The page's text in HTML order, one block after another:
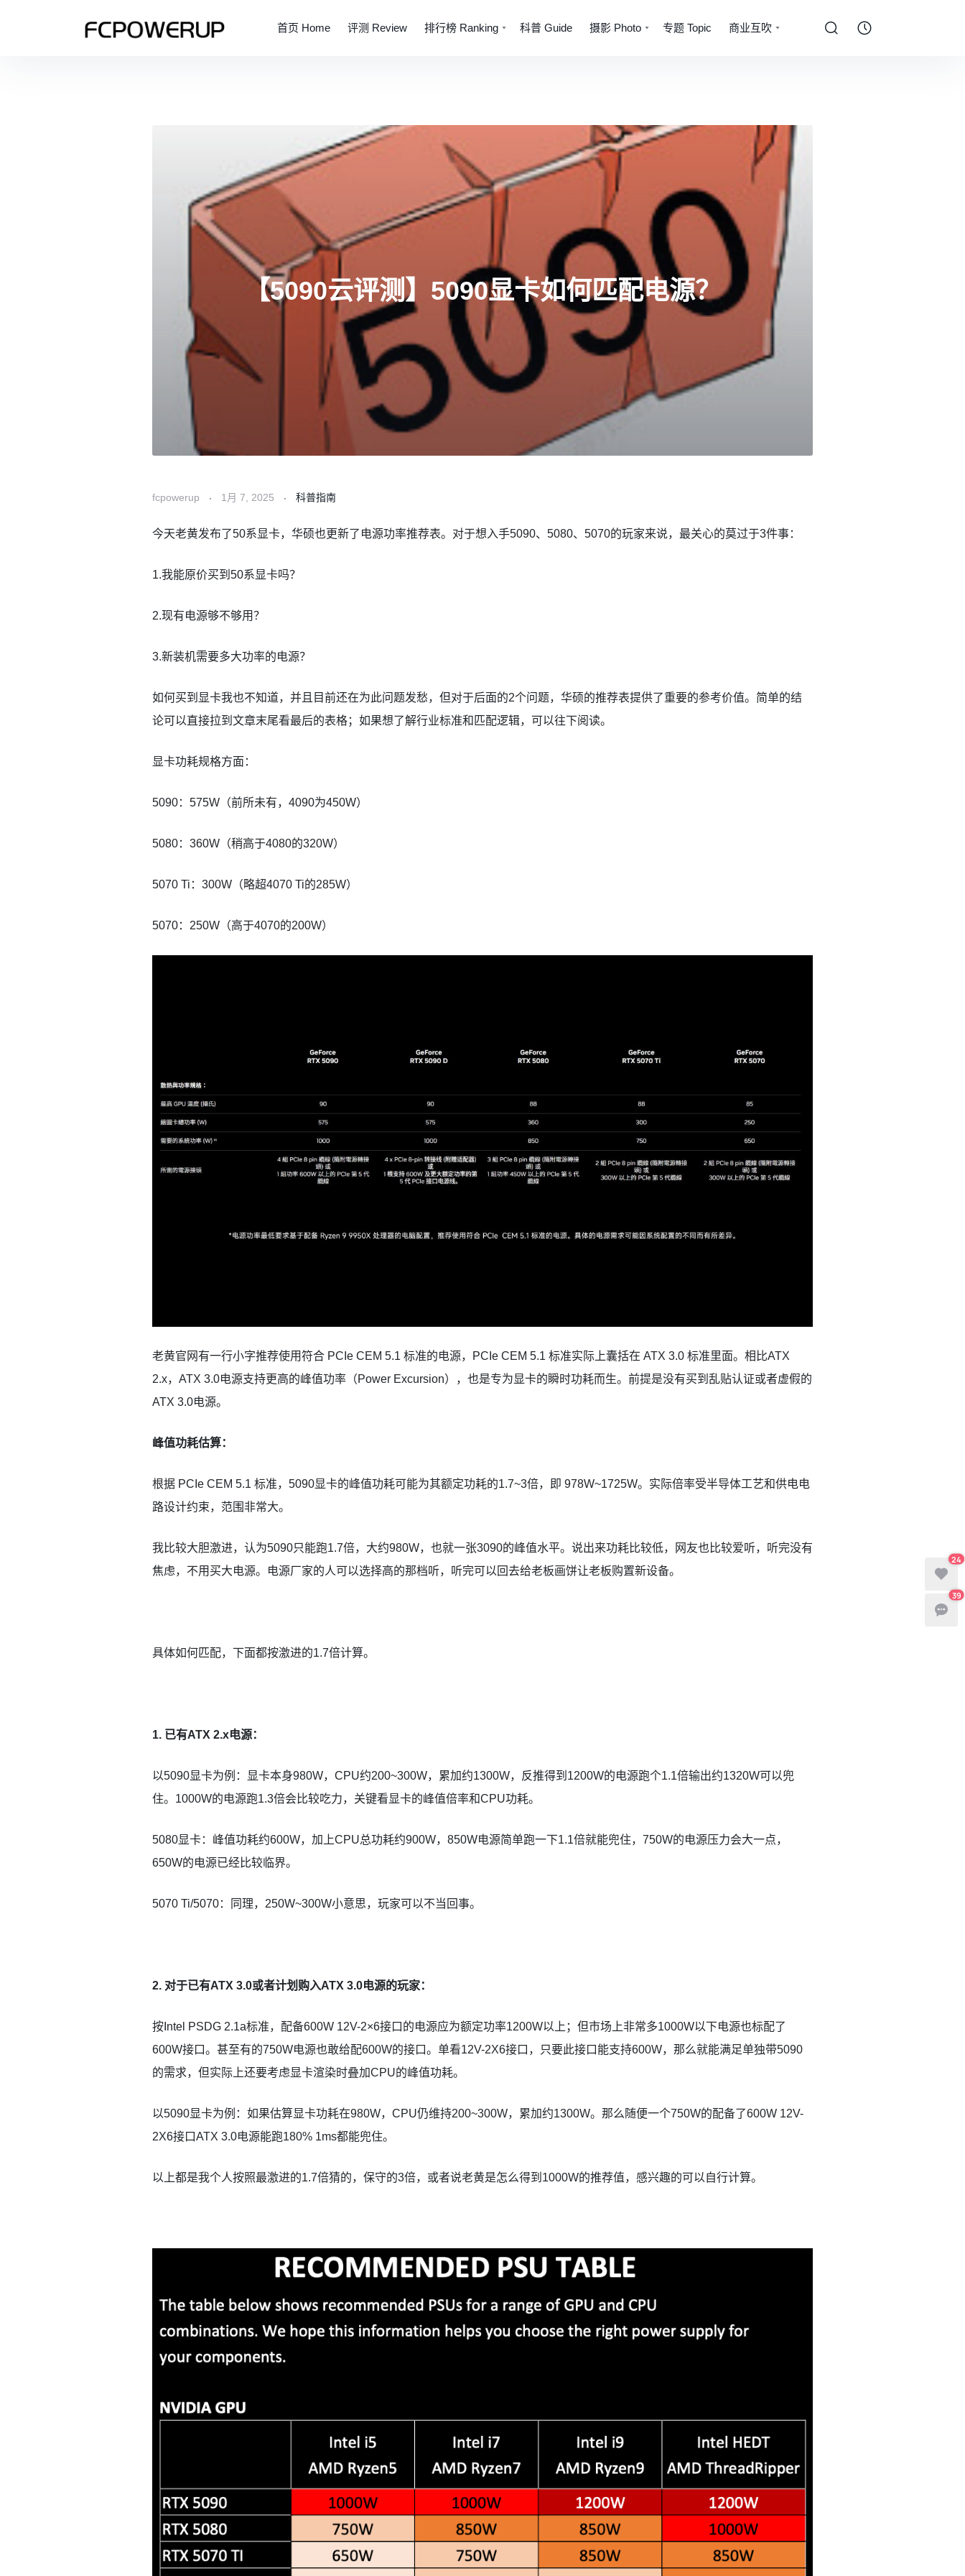
首页 Home 评测 Review 排行榜 Ranking 科普 Guide 摄影 Photo 专题 Topic 商业互吹
【5090云评测】5090显卡如何匹配电源？
fcpowerup 1月 7, 2025 科普指南
今天老黄发布了50系显卡，华硕也更新了电源功率推荐表。对于想入手5090、5080、5070的玩家来说，最关心的莫过于3件事：
1.我能原价买到50系显卡吗？
2.现有电源够不够用？
3.新装机需要多大功率的电源？
如何买到显卡我也不知道，并且目前还在为此问题发愁，但对于后面的2个问题，华硕的推荐表提供了重要的参考价值。简单的结
论可以直接拉到文章末尾看最后的表格；如果想了解行业标准和匹配逻辑，可以往下阅读。
显卡功耗规格方面：
5090：575W（前所未有，4090为450W）
5080：360W（稍高于4080的320W）
5070 Ti：300W（略超4070 Ti的285W）
5070：250W（高于4070的200W）
老黄官网有一行小字推荐使用符合 PCIe CEM 5.1 标准的电源，PCIe CEM 5.1 标准实际上囊括在 ATX 3.0 标准里面。相比ATX
2.x，ATX 3.0电源支持更高的峰值功率（Power Excursion），也是专为显卡的瞬时功耗而生。前提是没有买到乱贴认证或者虚假的
ATX 3.0电源。
峰值功耗估算：
根据 PCIe CEM 5.1 标准，5090显卡的峰值功耗可能为其额定功耗的1.7~3倍，即 978W~1725W。实际倍率受半导体工艺和供电电
路设计约束，范围非常大。
我比较大胆激进，认为5090只能跑1.7倍，大约980W，也就一张3090的峰值水平。说出来功耗比较低，网友也比较爱听，听完没有
焦虑，不用买大电源。电源厂家的人可以选择高的那档听，听完可以回去给老板画饼让老板购置新设备。
具体如何匹配，下面都按激进的1.7倍计算。
1. 已有ATX 2.x电源：
以5090显卡为例：显卡本身980W，CPU约200~300W，累加约1300W，反推得到1200W的电源跑个1.1倍输出约1320W可以兜
住。1000W的电源跑1.3倍会比较吃力，关键看显卡的峰值倍率和CPU功耗。
5080显卡：峰值功耗约600W，加上CPU总功耗约900W，850W电源简单跑一下1.1倍就能兜住，750W的电源压力会大一点，
650W的电源已经比较临界。
5070 Ti/5070：同理，250W~300W小意思，玩家可以不当回事。
2. 对于已有ATX 3.0或者计划购入ATX 3.0电源的玩家：
按Intel PSDG 2.1a标准，配备600W 12V-2×6接口的电源应为额定功率1200W以上；但市场上非常多1000W以下电源也标配了
600W接口。甚至有的750W电源也敢给配600W的接口。单看12V-2X6接口，只要此接口能支持600W，那么就能满足单独带5090
的需求，但实际上还要考虑显卡渲染时叠加CPU的峰值功耗。
以5090显卡为例：如果估算显卡功耗在980W，CPU仍维持200~300W，累加约1300W。那么随便一个750W的配备了600W 12V-
2X6接口ATX 3.0电源能跑180% 1ms都能兜住。
以上都是我个人按照最激进的1.7倍猜的，保守的3倍，或者说老黄是怎么得到1000W的推荐值，感兴趣的可以自行计算。
24
39